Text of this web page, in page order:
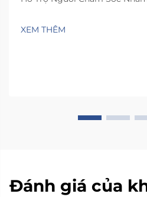
và Chăm Sóc 2023 – Ghế ô
XEM THÊM
Đánh giá của